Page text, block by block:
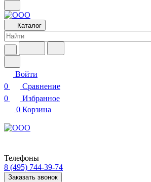
Каталог
Войти
0
Сравнение
0
Избранное
0 Корзина
Телефоны
8 (495) 744-39-74
Заказать звонок